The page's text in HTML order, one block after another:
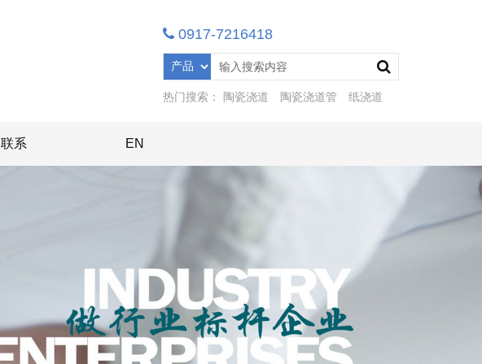
0917-7216418
热门搜索： 陶瓷浇道 陶瓷浇道管 纸浇道
联系 EN